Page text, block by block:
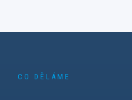
CO DĚLÁME